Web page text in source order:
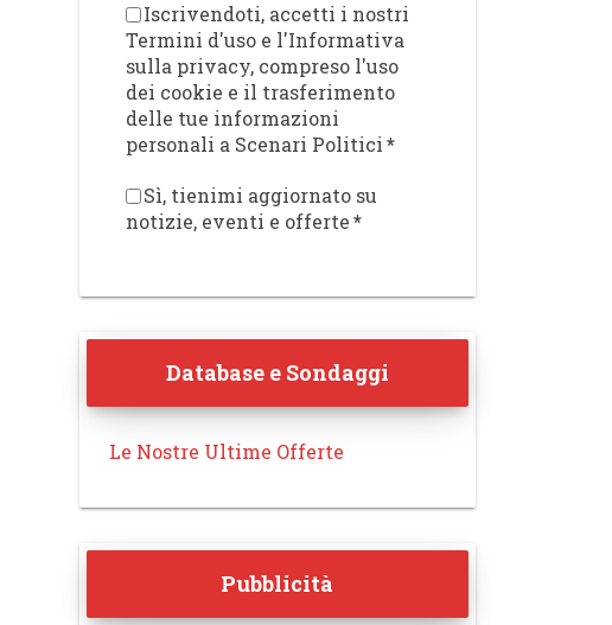
Iscrivendoti, accetti i nostri
Termini d'uso e l'Informativa
sulla privacy, compreso l'uso
dei cookie e il trasferimento
delle tue informazioni
personali a Scenari Politici*
Sì, tienimi aggiornato su
notizie, eventi e offerte*
Database e Sondaggi
Le Nostre Ultime Offerte
Pubblicità